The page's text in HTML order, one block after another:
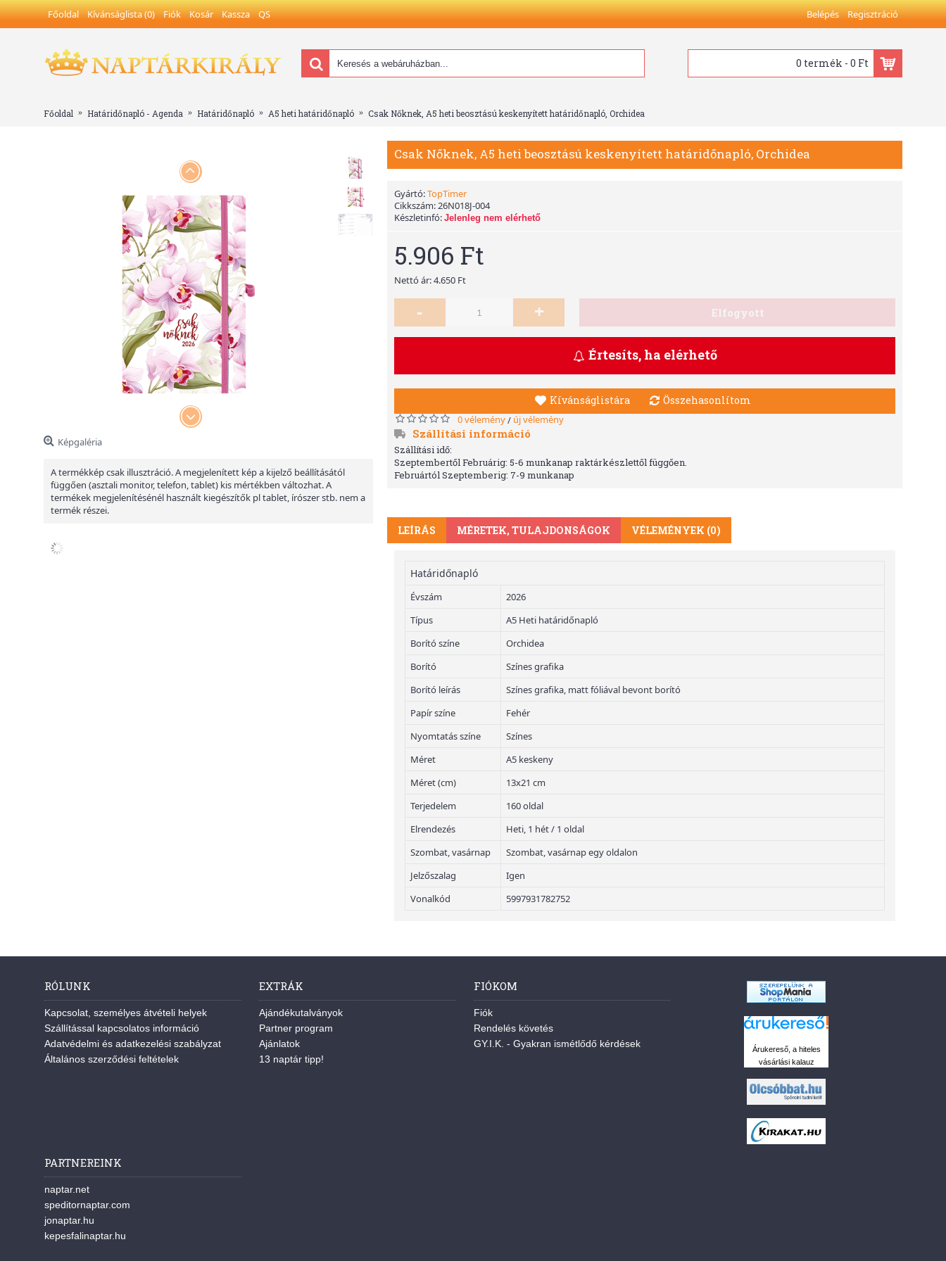
Főoldal Kívánságlista (0) Fiók Kosár Kassza QS Belépés Regisztráció
0 termék - 0 Ft
Főoldal Határidőnapló - Agenda Határidőnapló A5 heti határidőnapló Csak Nőknek, A5 heti beosztású keskenyített határidőnapló, Orchidea
Képgaléria
A termékkép csak illusztráció. A megjelenített kép a kijelző beállításától
függően (asztali monitor, telefon, tablet) kis mértékben változhat. A
termékek megjelenítésénél használt kiegészítők pl tablet, írószer stb. nem a
termék részei.
Csak Nőknek, A5 heti beosztású keskenyített határidőnapló, Orchidea
Gyártó:TopTimer
Cikkszám:26N018J-004
Készletinfó: Jelenleg nem elérhető
5.906 Ft
Nettó ár: 4.650 Ft
- + Elfogyott
Értesíts, ha elérhető
Kívánságlistára Összehasonlítom
0 vélemény/ új vélemény
Szállítási információ
Szállítási idő:
Szeptembertől Februárig: 5-6 munkanap raktárkészlettől függően.
Februártól Szeptemberig: 7-9 munkanap
LEÍRÁS MÉRETEK, TULAJDONSÁGOK VÉLEMÉNYEK (0)
Határidőnapló
Évszám
2026
Típus
A5 Heti határidőnapló
Borító színe
Orchidea
Borító
Színes grafika
Borító leírás
Színes grafika, matt fóliával bevont borító
Papír színe
Fehér
Nyomtatás színe
Színes
Méret
A5 keskeny
Méret (cm)
13x21 cm
Terjedelem
160 oldal
Elrendezés
Heti, 1 hét / 1 oldal
Szombat, vasárnap
Szombat, vasárnap egy oldalon
Jelzőszalag
Igen
Vonalkód
5997931782752
RÓLUNK
Kapcsolat, személyes átvételi helyek
Szállítással kapcsolatos információ
Adatvédelmi és adatkezelési szabályzat
Általános szerződési feltételek
EXTRÁK
Ajándékutalványok
Partner program
Ajánlatok
13 naptár tipp!
FIÓKOM
Fiók
Rendelés követés
GY.I.K. - Gyakran ismétlődő kérdések
Árukereső, a hiteles
vásárlási kalauz
PARTNEREINK
naptar.net
speditornaptar.com
jonaptar.hu
kepesfalinaptar.hu